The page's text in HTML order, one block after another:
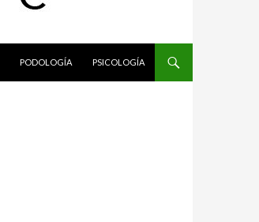
PODOLOGÍA PSICOLOGÍA